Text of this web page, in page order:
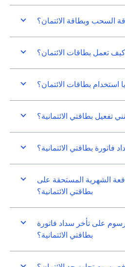
السحب وبطاقة الائتمان؟
كيف تعمل بطاقات الائتمان؟
استخدام بطاقات الائتمان؟
تفعيل بطاقتي الائتمانية؟
فاتورة بطاقتي الائتمانية؟
الشهرية المستحقة على
بطاقتي الائتمانية؟
على تأخر سداد فاتورة
بطاقتي الائتمانية؟